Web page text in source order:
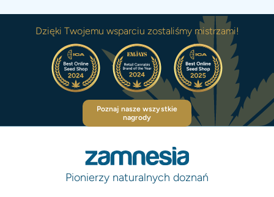
Dzięki Twojemu wsparciu zostaliśmy mistrzami!
Poznaj nasze wszystkie
nagrody
Pionierzy naturalnych doznań